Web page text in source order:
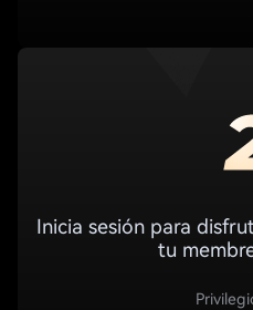
Inicia sesión para
tu